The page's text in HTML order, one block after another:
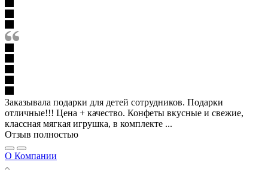
Заказывала подарки для детей сотрудников. Подарки
отличные!!! Цена + качество. Конфеты вкусные и свежие,
классная мягкая игрушка, в комплекте ...
Отзыв полностью
О Компании